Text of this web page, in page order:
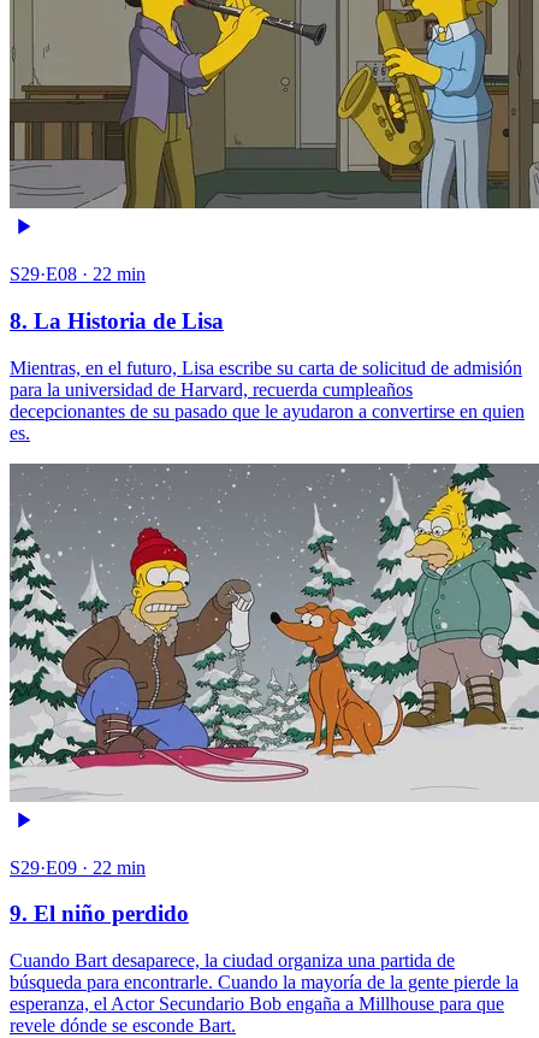
S29·E08 · 22 min
8. La Historia de Lisa
Mientras, en el futuro, Lisa escribe su carta de solicitud de admisión
para la universidad de Harvard, recuerda cumpleaños
decepcionantes de su pasado que le ayudaron a convertirse en quien
es.
S29·E09 · 22 min
9. El niño perdido
Cuando Bart desaparece, la ciudad organiza una partida de
búsqueda para encontrarle. Cuando la mayoría de la gente pierde la
esperanza, el Actor Secundario Bob engaña a Millhouse para que
revele dónde se esconde Bart.